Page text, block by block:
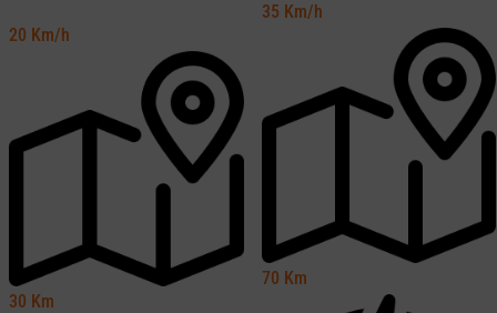
20 Km/h
30 Km
35 Km/h
70 Km